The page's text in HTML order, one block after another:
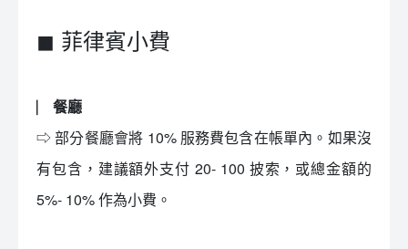
◼ 菲律賓小費
⎸ 餐廳
⇨ 部分餐廳會將 10% 服務費包含在帳單內。如果沒
有包含，建議額外支付 20- 100 披索，或總金額的
5%- 10% 作為小費。